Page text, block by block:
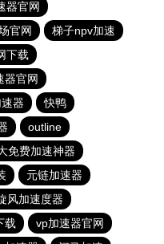
器官网
官网
梯子npv加速
下载
器官网
器
快鸭
outline
免费加速神器
元链加速器
风加速度器
载
vp加速器官网